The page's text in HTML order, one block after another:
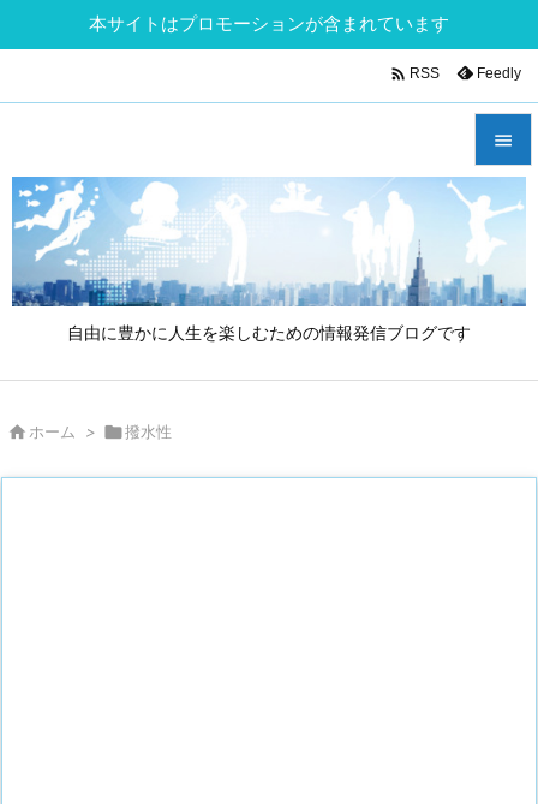
本サイトはプロモーションが含まれています
自由に豊かに人生を楽しむための情報発信ブログです


メニュ

サイド


 RSS Feedly
ホーム > 撥水性